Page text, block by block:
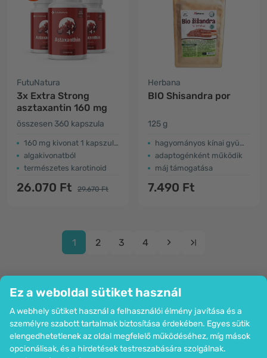
Ez a weboldal sütiket használ
A webhely sütiket használ a felhasználói élmény javítása és a
személyre szabott tartalmak biztosítása érdekében. Egyes sütik
elengedhetetlenek az oldal megfelelő működéséhez, míg mások
opcionálisak, és a hirdetések testreszabására szolgálnak.
FutuNatura
3x Extra Strong
asztaxantin​ 160 mg
összesen 360 kapszula
​160 mg kivonat 1 kapszulában
algakivonatból
természetes karotinoid
26.070 Ft 29.670 Ft
Herbana
BIO Shisandra por
125 g
hagyományos kínai gyümölcs
adaptogénként működik
máj támogatása
7.490 Ft
1 2 3 4
Cég
Információk
Csatlakozzon hozzánk